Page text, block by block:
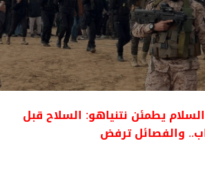
يطمئن نتنياهو: السلاح قبل
والفصائل ترفض